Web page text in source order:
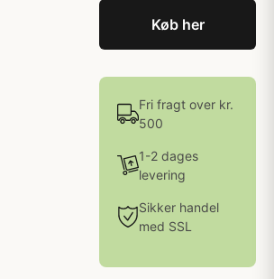
Køb her
Fri fragt over kr.
500
1-2 dages
levering
Sikker handel
med SSL